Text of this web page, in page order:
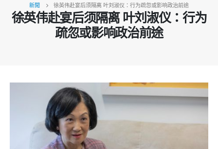
新聞
徐英伟赴宴后须隔离 叶刘淑仪：行为疏忽或影响政治前途
徐英伟赴宴后须隔离 叶刘淑仪：行为
疏忽或影响政治前途